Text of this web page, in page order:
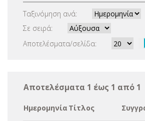
Ταξινόμηση ανά:
Σε σειρά:
Αποτελέσματα/σελίδα:
Αποτελέσματα 1 έως 1 από 1
Ημερομηνία Τίτλος